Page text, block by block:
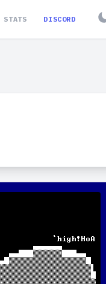
STATS DISCORD